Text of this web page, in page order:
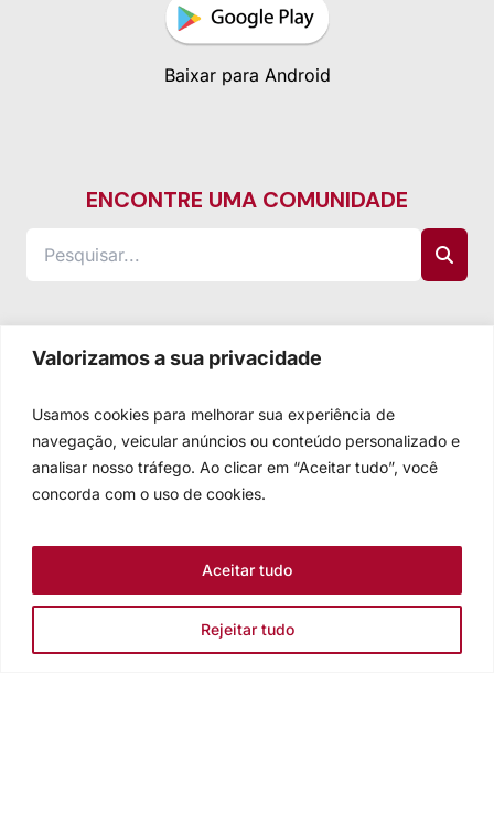
Valorizamos a sua privacidade
Usamos cookies para melhorar sua experiência de
navegação, veicular anúncios ou conteúdo personalizado e
analisar nosso tráfego. Ao clicar em “Aceitar tudo”, você
concorda com o uso de cookies.
Rejeitar tudo
Aceitar tudo
Baixar para Android
ENCONTRE UMA COMUNIDADE